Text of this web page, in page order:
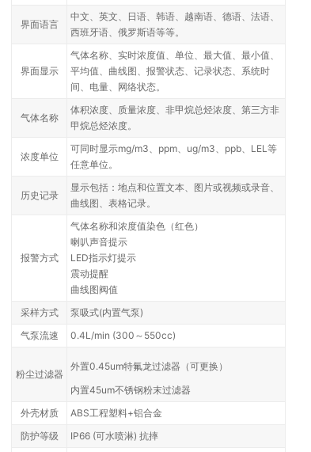
界面语言
中文、英文、日语、韩语、越南语、德语、法语、
西班牙语、俄罗斯语等等。
界面显示
气体名称、实时浓度值、单位、最大值、最小值、
平均值、曲线图、报警状态、记录状态、系统时
间、电量、网络状态。
气体名称
体积浓度、质量浓度、非甲烷总烃浓度、第三方非
甲烷总烃浓度。
浓度单位
可同时显示mg/m3、ppm、ug/m3、ppb、LEL等
任意单位。
历史记录
显示包括：地点和位置文本、图片或视频或录音、
曲线图、表格记录。
报警方式
气体名称和浓度值染色（红色）
喇叭声音提示
LED指示灯提示
震动提醒
曲线图阀值
采样方式
泵吸式(内置气泵)
气泵流速
0.4L/min (300～550cc)
粉尘过滤器
外置0.45um特氟龙过滤器（可更换）
内置45um不锈钢粉末过滤器
外壳材质
ABS工程塑料+铝合金
防护等级
IP66 (可水喷淋) 抗摔